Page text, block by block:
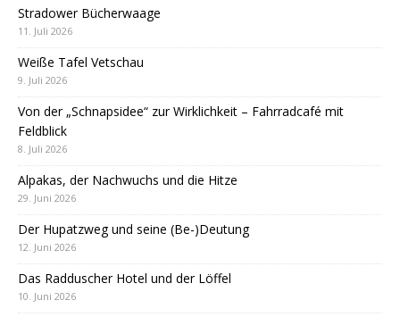
Stradower Bücherwaage
11. Juli 2026
Weiße Tafel Vetschau
9. Juli 2026
Von der „Schnapsidee“ zur Wirklichkeit – Fahrradcafé mit
Feldblick
8. Juli 2026
Alpakas, der Nachwuchs und die Hitze
29. Juni 2026
Der Hupatzweg und seine (Be-)Deutung
12. Juni 2026
Das Radduscher Hotel und der Löffel
10. Juni 2026